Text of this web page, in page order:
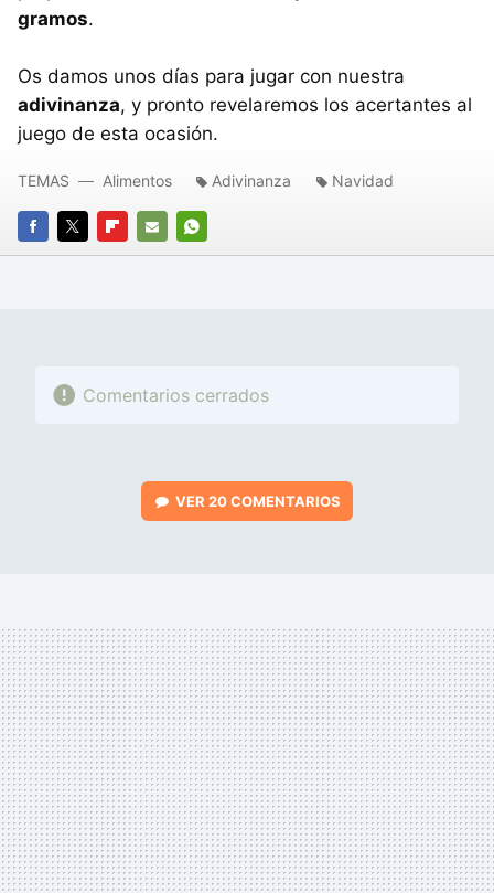
gramos.
Os damos unos días para jugar con nuestra
adivinanza, y pronto revelaremos los acertantes al
juego de esta ocasión.
FACEBOOK
TWITTERFLIPBOARD
E-
WHATSAPP
TEMAS Alimentos Adivinanza Navidad
Comentarios cerrados
VER 20 COMENTARIOS